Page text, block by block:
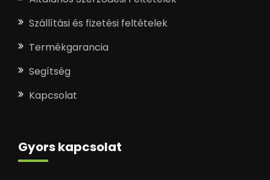
Szállítási és fizetési feltételek
Termékgarancia
Segítség
Kapcsolat
Gyors kapcsolat